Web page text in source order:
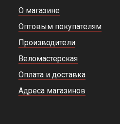
О магазине
Оптовым покупателям
Производители
Веломастерская
Оплата и доставка
Адреса магазинов